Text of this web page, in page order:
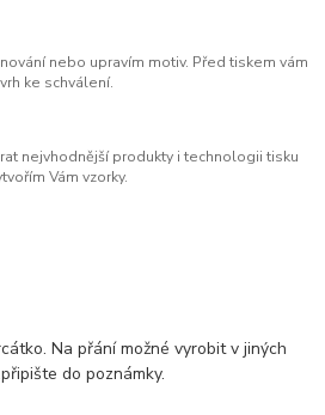
nebo upravím motiv. Před tiskem vám
ke schválení.
nejvhodnější produkty i technologii tisku
Vám vzorky.
Na přání možné vyrobit v jiných
do poznámky.